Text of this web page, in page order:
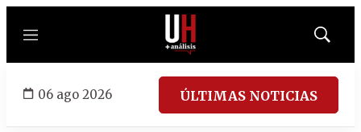
Menú
Mostrar
06 ago 2026 ÚLTIMAS NOTICIAS